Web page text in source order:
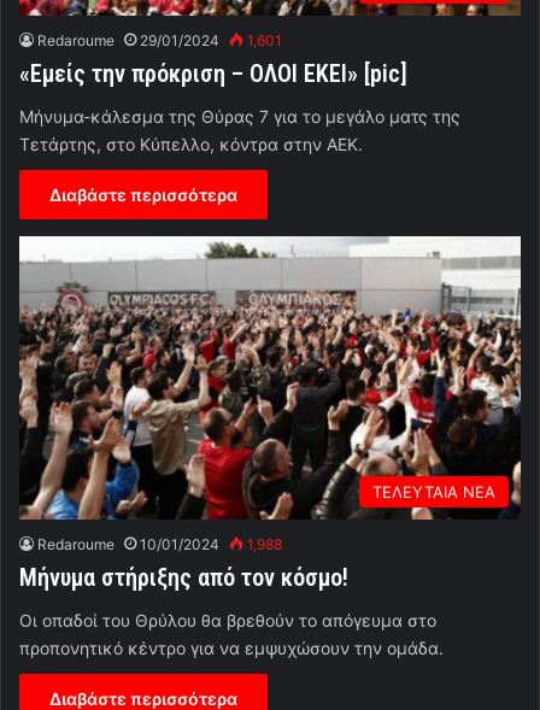
Redaroume 29/01/2024 1,601
«Εμείς την πρόκριση – ΟΛΟΙ ΕΚΕΙ» [pic]
Μήνυμα-κάλεσμα της Θύρας 7 για το μεγάλο ματς της
Τετάρτης, στο Κύπελλο, κόντρα στην ΑΕΚ.
Διαβάστε περισσότερα
ΤΕΛΕΥΤΑΙΑ ΝΕΑ
Redaroume 10/01/2024 1,988
Μήνυμα στήριξης από τον κόσμο!
Οι οπαδοί του Θρύλου θα βρεθούν το απόγευμα στο
προπονητικό κέντρο για να εμψυχώσουν την ομάδα.
Διαβάστε περισσότερα